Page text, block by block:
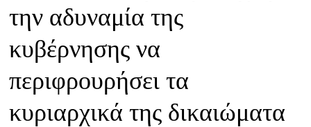
την αδυναμία της
κυβέρνησης να
περιφρουρήσει τα
κυριαρχικά της δικαιώματα